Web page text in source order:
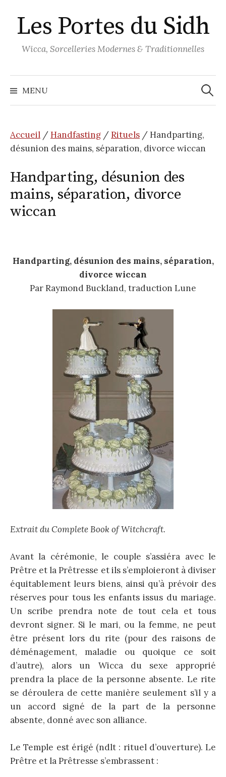
au
contenu
Les Portes du Sidh
Wicca, Sorcelleries Modernes & Traditionnelles
MENU
Accueil /Handfasting /Rituels / Handparting,
désunion des mains, séparation, divorce wiccan
Handparting, désunion des
mains, séparation, divorce
wiccan
Handparting, désunion des mains, séparation,
divorce wiccan
Par Raymond Buckland, traduction Lune
Extrait du Complete Book of Witchcraft.
Avant la cérémonie, le couple s’assiéra avec le
Prêtre et la Prêtresse et ils s’emploieront à diviser
équitablement leurs biens, ainsi qu’à prévoir des
réserves pour tous les enfants issus du mariage.
Un scribe prendra note de tout cela et tous
devront signer. Si le mari, ou la femme, ne peut
être présent lors du rite (pour des raisons de
déménagement, maladie ou quoique ce soit
d’autre), alors un Wicca du sexe approprié
prendra la place de la personne absente. Le rite
se déroulera de cette manière seulement s’il y a
un accord signé de la part de la personne
absente, donné avec son alliance.
Le Temple est érigé (ndlt : rituel d’ouverture). Le
Prêtre et la Prêtresse s’embrassent :